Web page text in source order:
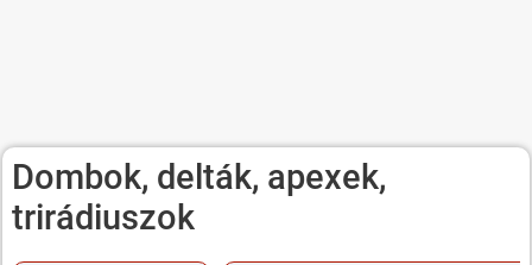
Dombok, delták, apexek,
trirádiuszok